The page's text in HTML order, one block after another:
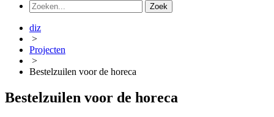
diz
>
Projecten
>
Bestelzuilen voor de horeca
Bestelzuilen voor de horeca